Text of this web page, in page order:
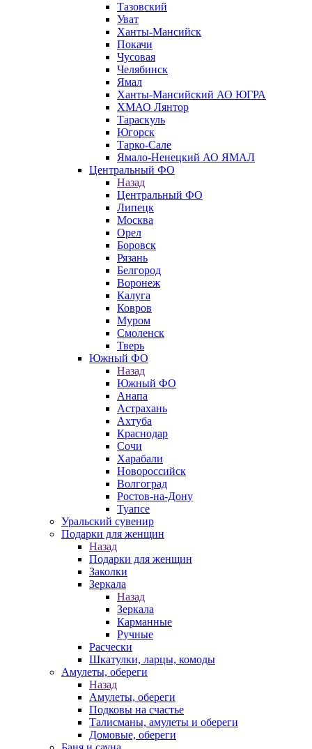
Тазовский
Уват
Ханты-Мансийск
Покачи
Чусовая
Челябинск
Ямал
Ханты-Мансийский АО ЮГРА
ХМАО Лянтор
Тараскуль
Югорск
Тарко-Сале
Ямало-Ненецкий АО ЯМАЛ
Центральный ФО
Назад
Центральный ФО
Липецк
Москва
Орел
Боровск
Рязань
Белгород
Воронеж
Калуга
Ковров
Муром
Смоленск
Тверь
Южный ФО
Назад
Южный ФО
Анапа
Астрахань
Ахтуба
Краснодар
Сочи
Харабали
Новороссийск
Волгоград
Ростов-на-Дону
Туапсе
Уральский сувенир
Подарки для женщин
Назад
Подарки для женщин
Заколки
Зеркала
Назад
Зеркала
Карманные
Ручные
Расчески
Шкатулки, ларцы, комоды
Амулеты, обереги
Назад
Амулеты, обереги
Подковы на счастье
Талисманы, амулеты и обереги
Домовые, обереги